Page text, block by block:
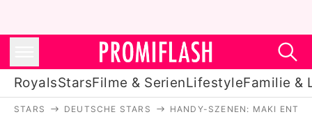
RoyalsStarsFilme & SerienLifestyleFamilie &
STARS DEUTSCHE STARS HANDY-SZENEN: MAKI